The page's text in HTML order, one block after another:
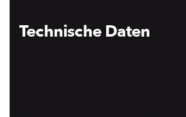
Technische Daten